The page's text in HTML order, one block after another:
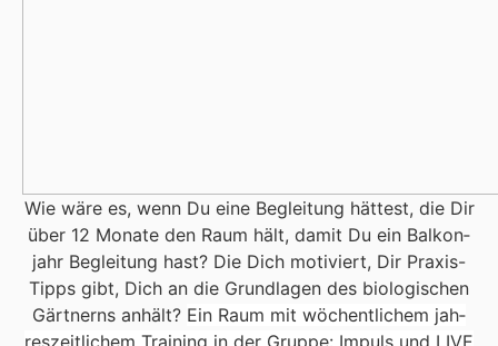
Wie wäre es, wenn Du eine Beglei­tung hät­test, die Dir
über 12 Mona­te den Raum hält, damit Du ein Bal­kon­
jahr Beglei­tung hast? Die Dich moti­viert, Dir Pra­xis-
Tipps gibt, Dich an die Grund­la­gen des bio­lo­gi­schen
Gärt­nerns anhält? Ein Raum mit wöchent­li­chem jah­
res­zeit­li­chem Trai­ning in der Grup­pe: Impuls und LIVE